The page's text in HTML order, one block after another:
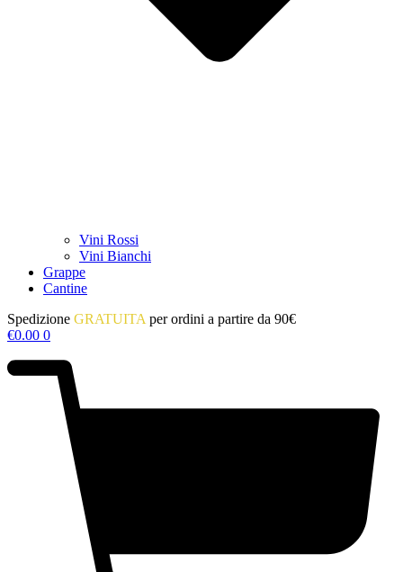
Vini Rossi
Vini Bianchi
Grappe
Cantine
Spedizione GRATUITA per ordini a partire da 90€
€0.00 0